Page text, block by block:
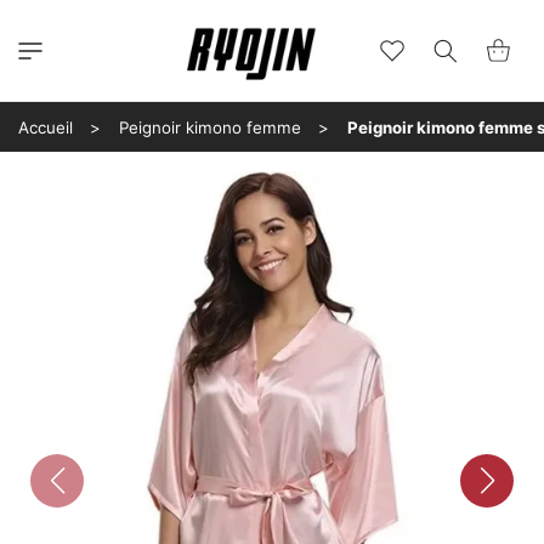
au
contenu
Wishlist Panier
Accueil Peignoir kimono femme Peignoir kimono femme